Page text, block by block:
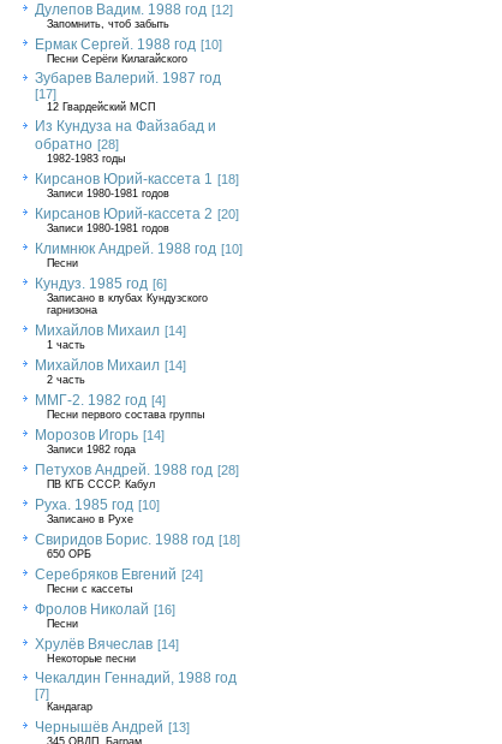
Дулепов Вадим. 1988 год [12]
Запомнить, чтоб забыть
Ермак Сергей. 1988 год [10]
Песни Серёги Килагайского
Зубарев Валерий. 1987 год
[17]
12 Гвардейский МСП
Из Кундуза на Файзабад и
обратно [28]
1982-1983 годы
Кирсанов Юрий-кассета 1 [18]
Записи 1980-1981 годов
Кирсанов Юрий-кассета 2 [20]
Записи 1980-1981 годов
Климнюк Андрей. 1988 год [10]
Песни
Кундуз. 1985 год [6]
Записано в клубах Кундузского
гарнизона
Михайлов Михаил [14]
1 часть
Михайлов Михаил [14]
2 часть
ММГ-2. 1982 год [4]
Песни первого состава группы
Морозов Игорь [14]
Записи 1982 года
Петухов Андрей. 1988 год [28]
ПВ КГБ СССР. Кабул
Руха. 1985 год [10]
Записано в Рухе
Свиридов Борис. 1988 год [18]
650 ОРБ
Серебряков Евгений [24]
Песни с кассеты
Фролов Николай [16]
Песни
Хрулёв Вячеслав [14]
Некоторые песни
Чекалдин Геннадий, 1988 год
[7]
Кандагар
Чернышёв Андрей [13]
345 ОВДП, Баграм